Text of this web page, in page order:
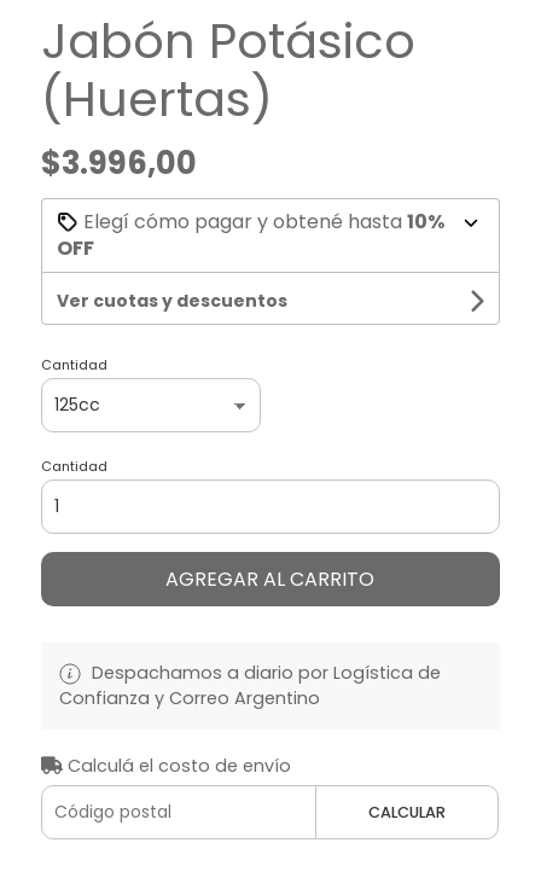
Jabón Potásico
(Huertas)
$3.996,00
Elegí cómo pagar y obtené hasta 10%
OFF
Ver cuotas y descuentos
Cantidad
Cantidad
AGREGAR AL CARRITO
Despachamos a diario por Logística de
Confianza y Correo Argentino
Calculá el costo de envío
CALCULAR